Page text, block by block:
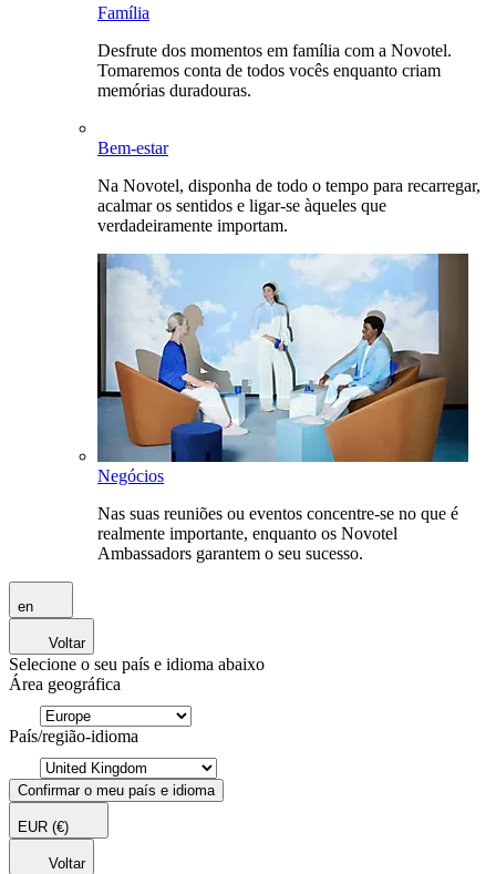
Família
Desfrute dos momentos em família com a Novotel.
Tomaremos conta de todos vocês enquanto criam
memórias duradouras.
Bem-estar
Na Novotel, disponha de todo o tempo para recarregar,
acalmar os sentidos e ligar-se àqueles que
verdadeiramente importam.
Negócios
Nas suas reuniões ou eventos concentre-se no que é
realmente importante, enquanto os Novotel
Ambassadors garantem o seu sucesso.
en
Voltar
Selecione o seu país e idioma abaixo
Área geográfica
País/região-idioma
Confirmar o meu país e idioma
EUR (€)
Voltar